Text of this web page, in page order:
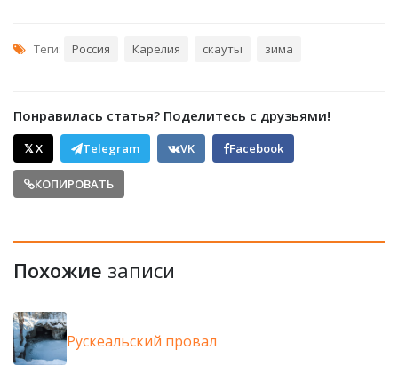
Теги: Россия Карелия скауты зима
Понравилась статья? Поделитесь с друзьями!
𝕏 X Telegram VK Facebook
КОПИРОВАТЬ
Похожие записи
Рускеальский провал